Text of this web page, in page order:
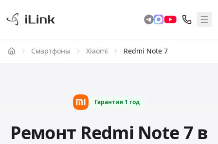
Смартфоны Xiaomi Redmi Note 7
Гарантия 1 год
Ремонт Redmi Note 7 в